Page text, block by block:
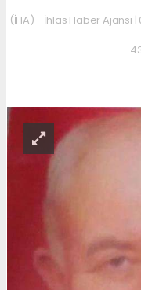
(İHA) - İhlas Haber Ajansı |